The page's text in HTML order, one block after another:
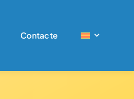
Contacte